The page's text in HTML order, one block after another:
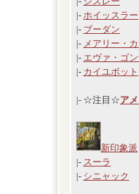
|- ホイッスラー
|- ブーダン
|- メアリー・
|- エヴァ・ゴ
|- カイユボット
|- ☆注目☆ア
新印象派
|- スーラ
|- シニャック